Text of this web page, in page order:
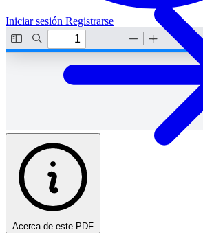
Iniciar sesión Registrarse
Acerca de este PDF